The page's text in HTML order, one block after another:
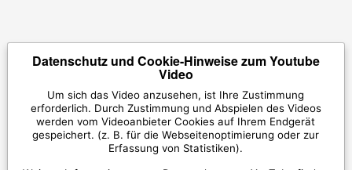
Datenschutz und Cookie-Hinweise zum Youtube
Video
Um sich das Video anzusehen, ist Ihre Zustimmung
erforderlich. Durch Zustimmung und Abspielen des Videos
werden vom Videoanbieter Cookies auf Ihrem Endgerät
gespeichert. (z. B. für die Webseitenoptimierung oder zur
Erfassung von Statistiken).